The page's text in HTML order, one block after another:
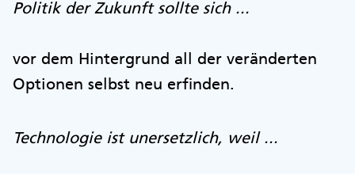
Politik der Zukunft sollte sich ...
vor dem Hintergrund all der veränderten
Optionen selbst neu erfinden.
Technologie ist unersetzlich, weil ...